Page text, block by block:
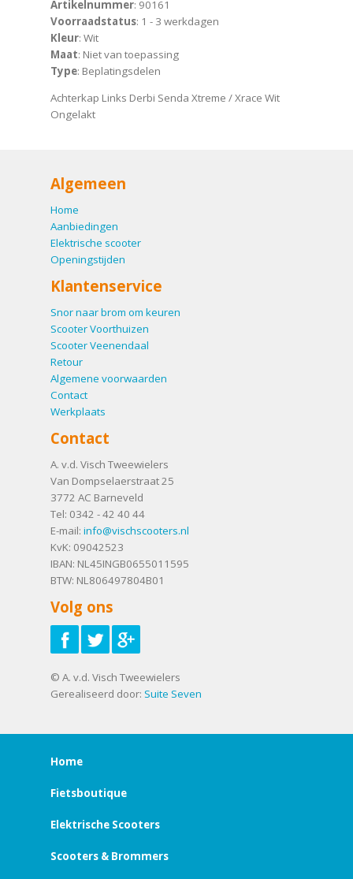
Artikelnummer: 90161
Voorraadstatus: 1 - 3 werkdagen
Kleur: Wit
Maat: Niet van toepassing
Type: Beplatingsdelen
Achterkap Links Derbi Senda Xtreme / Xrace Wit
Ongelakt
Algemeen
Home
Aanbiedingen
Elektrische scooter
Openingstijden
Klantenservice
Snor naar brom om keuren
Scooter Voorthuizen
Scooter Veenendaal
Retour
Algemene voorwaarden
Contact
Werkplaats
Contact
A. v.d. Visch Tweewielers
Van Dompselaerstraat 25
3772 AC Barneveld
Tel: 0342 - 42 40 44
E-mail: info@vischscooters.nl
KvK: 09042523
IBAN: NL45INGB0655011595
BTW: NL806497804B01
Volg ons
© A. v.d. Visch Tweewielers
Gerealiseerd door: Suite Seven
Home
Fietsboutique
Elektrische Scooters
Scooters & Brommers